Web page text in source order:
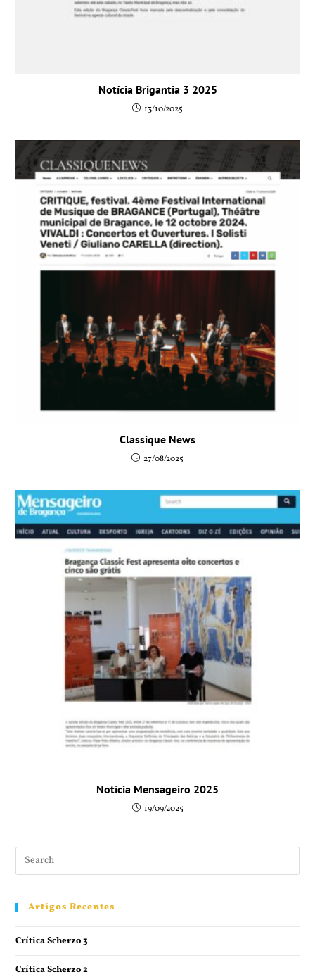
Notícia Brigantia 3 2025
13/10/2025
Classique News
27/08/2025
Notícia Mensageiro 2025
19/09/2025
Artigos Recentes
Crítica Scherzo 3
Crítica Scherzo 2